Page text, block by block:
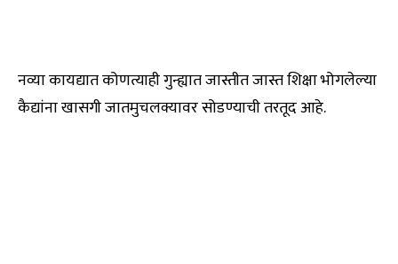
नव्या कायद्यात कोणत्याही गुन्ह्यात जास्तीत जास्त शिक्षा भोगलेल्या
कैद्यांना खासगी जातमुचलक्यावर सोडण्याची तरतूद आहे.